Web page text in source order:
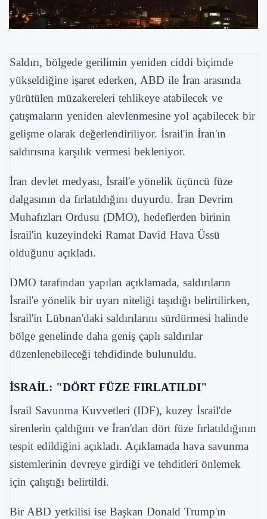
Saldırı, bölgede gerilimin yeniden ciddi biçimde
yükseldiğine işaret ederken, ABD ile İran arasında
yürütülen müzakereleri tehlikeye atabilecek ve
çatışmaların yeniden alevlenmesine yol açabilecek bir
gelişme olarak değerlendiriliyor. İsrail'in İran'ın
saldırısına karşılık vermesi bekleniyor.
İran devlet medyası, İsrail'e yönelik üçüncü füze
dalgasının da fırlatıldığını duyurdu. İran Devrim
Muhafızları Ordusu (DMO), hedeflerden birinin
İsrail'in kuzeyindeki Ramat David Hava Üssü
olduğunu açıkladı.
DMO tarafından yapılan açıklamada, saldırıların
İsrail'e yönelik bir uyarı niteliği taşıdığı belirtilirken,
İsrail'in Lübnan'daki saldırılarını sürdürmesi halinde
bölge genelinde daha geniş çaplı saldırılar
düzenlenebileceği tehdidinde bulunuldu.
İSRAİL: "DÖRT FÜZE FIRLATILDI"
İsrail Savunma Kuvvetleri (IDF), kuzey İsrail'de
sirenlerin çaldığını ve İran'dan dört füze fırlatıldığının
tespit edildiğini açıkladı. Açıklamada hava savunma
sistemlerinin devreye girdiği ve tehditleri önlemek
için çalıştığı belirtildi.
Bir ABD yetkilisi ise Başkan Donald Trump'ın